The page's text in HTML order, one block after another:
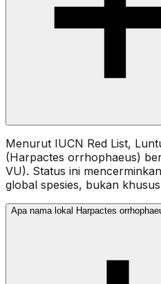
Menurut IUCN Red List,
(Harpactes orrhophaeus)
VU). Status ini
global spesies, bukan
Apa nama lokal Harpactes